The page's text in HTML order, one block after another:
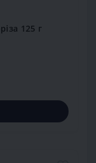
125 г